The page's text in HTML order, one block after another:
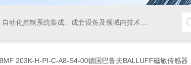
询、技术服务，从事货物及技术的进出口业务，仪器仪表、阀门、电线电缆的生产、加工。
203K-H-PI-C-A8-S4-00德国巴鲁夫BALLUFF磁敏传感器